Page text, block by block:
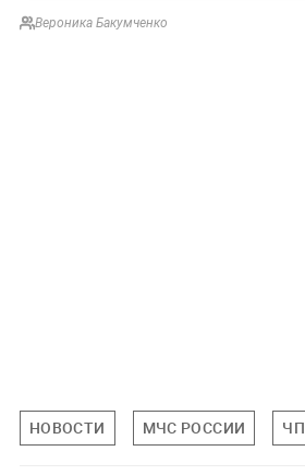
Вероника Бакумченко
НОВОСТИ МЧС РОССИИ ЧП